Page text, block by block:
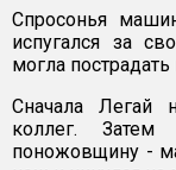
Спросонья
испугался за
могла
Сначала Легай
коллег.
поножовщину -